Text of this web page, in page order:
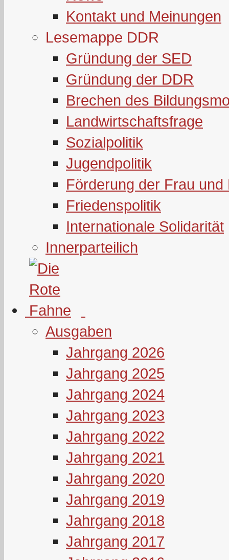
Kontakt und Meinungen
Lesemappe DDR
Gründung der SED
Gründung der DDR
Brechen des
Landwirtschaftsfrage
Sozialpolitik
Jugendpolitik
Förderung der Frau und
Friedenspolitik
Internationale Solidarität
Innerparteilich
Ausgaben
Jahrgang 2026
Jahrgang 2025
Jahrgang 2024
Jahrgang 2023
Jahrgang 2022
Jahrgang 2021
Jahrgang 2020
Jahrgang 2019
Jahrgang 2018
Jahrgang 2017